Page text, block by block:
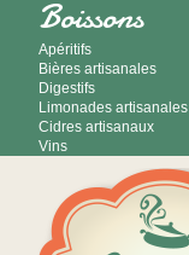
Boissons
Apéritifs
Bières artisanales
Digestifs
Limonades artisanales
Cidres artisanaux
Vins